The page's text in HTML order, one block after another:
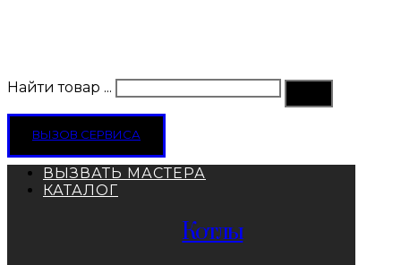
Найти товар ...
ВЫЗОВ СЕРВИСА
ВЫЗВАТЬ МАСТЕРА
КАТАЛОГ
Котлы